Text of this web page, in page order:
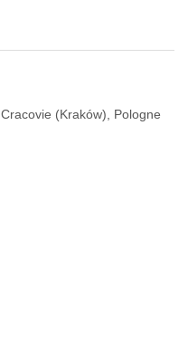
Cracovie (Kraków), Pologne